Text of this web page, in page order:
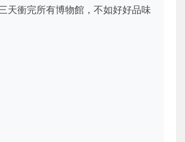
天衝完所有博物館，不如好好品味